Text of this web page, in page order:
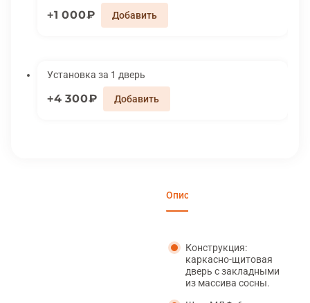
1 000₽
Установка за 1 дверь
4 300₽
Описание
Конструкция:
каркасно-щитовая
дверь с закладными
из массива сосны.